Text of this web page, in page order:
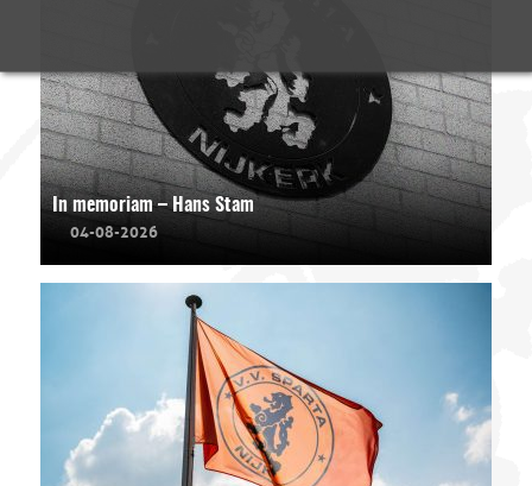
In memoriam – Hans Stam
04-08-2026